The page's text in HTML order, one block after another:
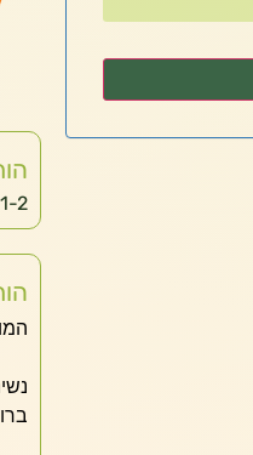
1-2 כמוסות ביום עם הארוחה. מומלץ בערב